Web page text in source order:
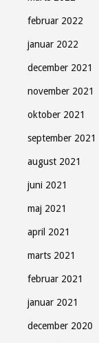
februar 2022
januar 2022
december 2021
november 2021
oktober 2021
september 2021
august 2021
juni 2021
maj 2021
april 2021
marts 2021
februar 2021
januar 2021
december 2020